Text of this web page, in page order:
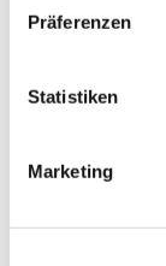
Präferenzen
Statistiken
Marketing